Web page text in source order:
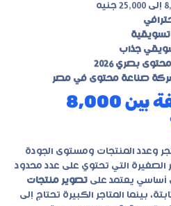
تسويقية
جذاب
بصري 2026
صناعة محتوى في مصر
لماذا تتراوح التكلفة بين 8,000
وعدد المنتجات ومستوى الجودة
الصغيرة التي تحتوي على عدد محدود
أساسي يعتمد على تصوير منتجات
بينما المتاجر الكبيرة تحتاج إلى